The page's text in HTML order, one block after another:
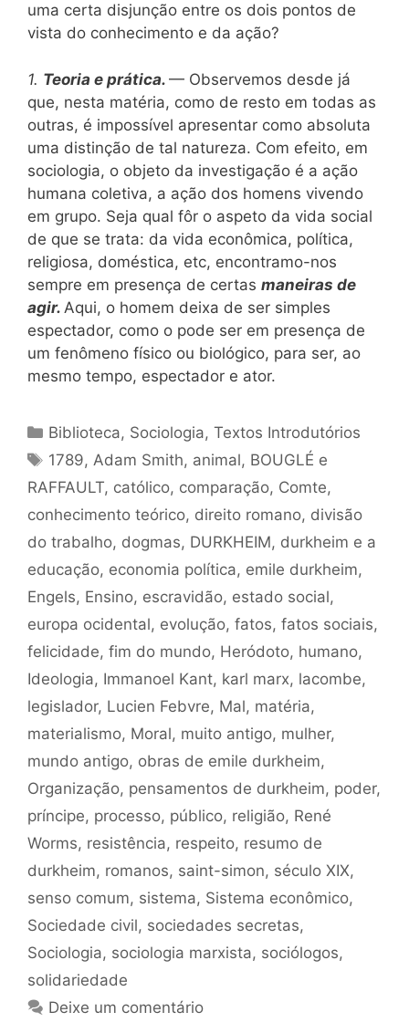
uma certa disjunção entre os dois pontos de
vista do conhecimento e da ação?
1. Teoria e prática. — Observemos desde já
que, nesta matéria, como de resto em todas as
outras, é impossível apresentar como absoluta
uma distinção de tal natureza. Com efeito, em
sociologia, o objeto da investigação é a ação
humana coletiva, a ação dos homens vivendo
em grupo. Seja qual fôr o aspeto da vida social
de que se trata: da vida econômica, política,
religiosa, doméstica, etc, encontramo-nos
sempre em presença de certas maneiras de
agir. Aqui, o homem deixa de ser simples
espectador, como o pode ser em presença de
um fenômeno físico ou biológico, para ser, ao
mesmo tempo, espectador e ator.
Categorias
Biblioteca, Sociologia,Textos Introdutórios
Tags
1789, Adam Smith, animal, BOUGLÉ e
RAFFAULT, católico, comparação, Comte,
conhecimento teórico, direito romano, divisão
do trabalho, dogmas, DURKHEIM, durkheim e a
educação, economia política, emile durkheim,
Engels, Ensino, escravidão, estado social,
europa ocidental, evolução, fatos, fatos sociais,
felicidade, fim do mundo, Heródoto, humano,
Ideologia, Immanoel Kant, karl marx, lacombe,
legislador, Lucien Febvre, Mal, matéria,
materialismo, Moral, muito antigo, mulher,
mundo antigo, obras de emile durkheim,
Organização, pensamentos de durkheim, poder,
príncipe, processo, público, religião, René
Worms, resistência, respeito, resumo de
durkheim, romanos, saint-simon, século XIX,
senso comum, sistema, Sistema econômico,
Sociedade civil, sociedades secretas,
Sociologia, sociologia marxista, sociólogos,
solidariedade
Deixe um comentário